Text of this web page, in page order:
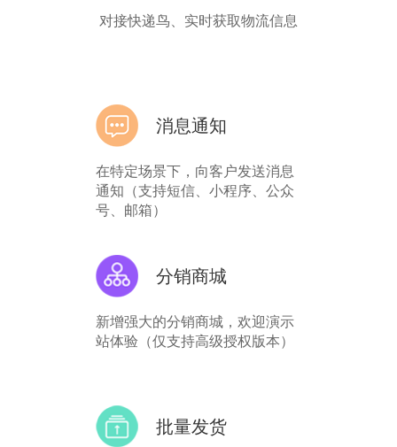
对接快递鸟、实时获取物流信息
消息通知
在特定场景下，向客户发送消息
通知（支持短信、小程序、公众
号、邮箱）
分销商城
新增强大的分销商城，欢迎演示
站体验（仅支持高级授权版本）
批量发货